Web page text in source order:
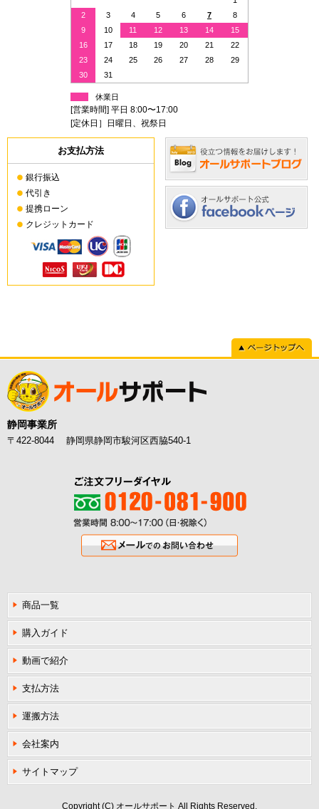
2
3 4 5 6 7
8
9
10 11 12 13 14
15
16
17 18 19 20 21
22
23
24 25 26 27 28
29
30
31
休業日
[営業時間] 平日 8:00〜17:00
[定休日］日曜日、祝祭日
お支払方法
銀行振込
代引き
提携ローン
クレジットカード
静岡事業所
〒422-8044 静岡県静岡市駿河区西脇540-1
ご注文フリーダイヤル0120-081-900
営業時間8:00〜17:00（日・祝除く
商品一覧
購入ガイド
動画で紹介
支払方法
運搬方法
会社案内
サイトマップ
Copyright (C) オールサポート All Rights Reserved.